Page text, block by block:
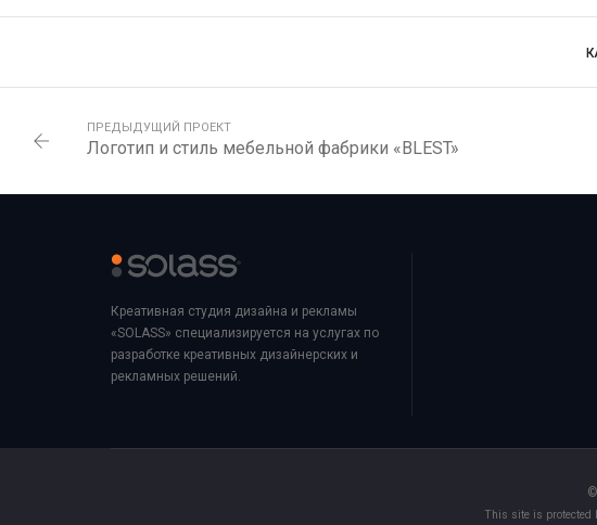
ПРЕДЫДУЩИЙ ПРОЕКТ
Логотип и стиль мебельной фабрики «BLEST»
Креативная студия дизайна и рекламы
«SOLASS» специализируется на услугах по
разработке креативных дизайнерских и
рекламных решений.
This site is protected